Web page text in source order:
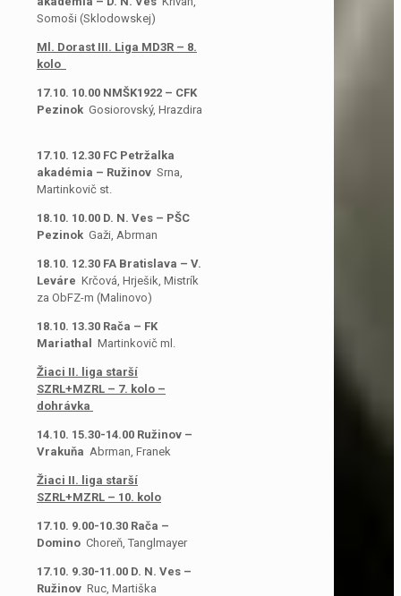
Somoši (Sklodowskej)
Ml. Dorast III. Liga MD3R – 8.
kolo
17.10. 10.00 NMŠK1922 – CFK
Pezinok Gosiorovský, Hrazdira
17.10. 12.30 FC Petržalka
akadémia – Ružinov Srna,
Martinkovič st.
18.10. 10.00 D. N. Ves – PŠC
Pezinok Gaži, Abrman
18.10. 12.30 FA Bratislava – V.
Leváre Krčová, Hrješik, Mistrík
za ObFZ-m (Malinovo)
18.10. 13.30 Rača – FK
Mariathal Martinkovič ml.
Žiaci II. liga starší
SZRL+MZRL – 7. kolo –
dohrávka
14.10. 15.30-14.00 Ružinov –
Vrakuňa Abrman, Franek
Žiaci II. liga starší
SZRL+MZRL – 10. kolo
17.10. 9.00-10.30 Rača –
Domino Choreň, Tanglmayer
17.10. 9.30-11.00 D. N. Ves –
Ružinov Ruc, Martiška